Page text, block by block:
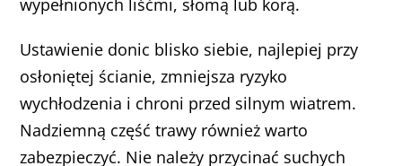
Ustawienie donic blisko siebie, najlepiej przy
osłoniętej ścianie, zmniejsza ryzyko
wychłodzenia i chroni przed silnym wiatrem.
Nadziemną część trawy również warto
zabezpieczyć. Nie należy przycinać suchych